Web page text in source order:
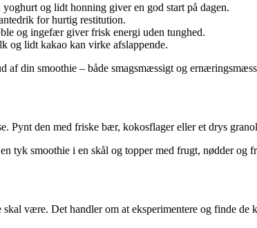
og lidt honning giver en god start på dagen.
for hurtig restitution.
og ingefær giver frisk energi uden tunghed.
og lidt kakao kan virke afslappende.
af din smoothie – både smagsmæssigt og
Pynt den med friske bær, kokosflager eller et drys
tyk smoothie i en skål og topper med frugt, nødder og
være. Det handler om at eksperimentere og finde